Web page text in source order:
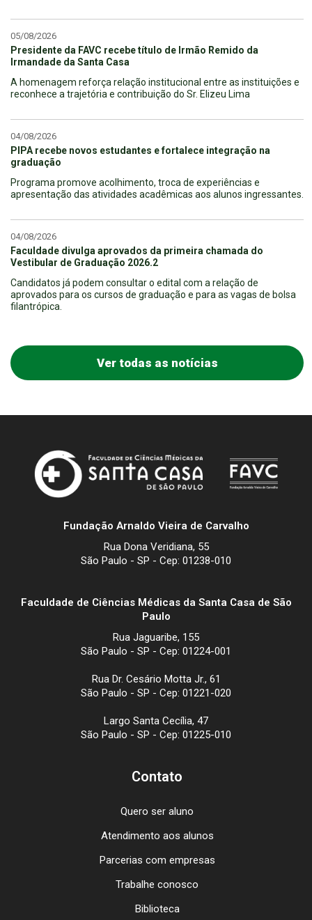
05/08/2026
Presidente da FAVC recebe título de Irmão Remido da
Irmandade da Santa Casa
A homenagem reforça relação institucional entre as instituições e
reconhece a trajetória e contribuição do Sr. Elizeu Lima
04/08/2026
PIPA recebe novos estudantes e fortalece integração na
graduação
Programa promove acolhimento, troca de experiências e
apresentação das atividades acadêmicas aos alunos ingressantes.
04/08/2026
Faculdade divulga aprovados da primeira chamada do
Vestibular de Graduação 2026.2
Candidatos já podem consultar o edital com a relação de
aprovados para os cursos de graduação e para as vagas de bolsa
filantrópica.
Ver todas as notícias
Fundação Arnaldo Vieira de Carvalho
Rua Dona Veridiana, 55
São Paulo - SP - Cep: 01238-010
Faculdade de Ciências Médicas da Santa Casa de São
Paulo
Rua Jaguaribe, 155
São Paulo - SP - Cep: 01224-001
Rua Dr. Cesário Motta Jr., 61
São Paulo - SP - Cep: 01221-020
Largo Santa Cecília, 47
São Paulo - SP - Cep: 01225-010
Contato
Quero ser aluno
Atendimento aos alunos
Parcerias com empresas
Trabalhe conosco
Biblioteca